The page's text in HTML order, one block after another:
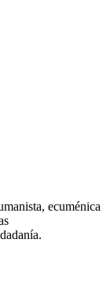
ecuménica